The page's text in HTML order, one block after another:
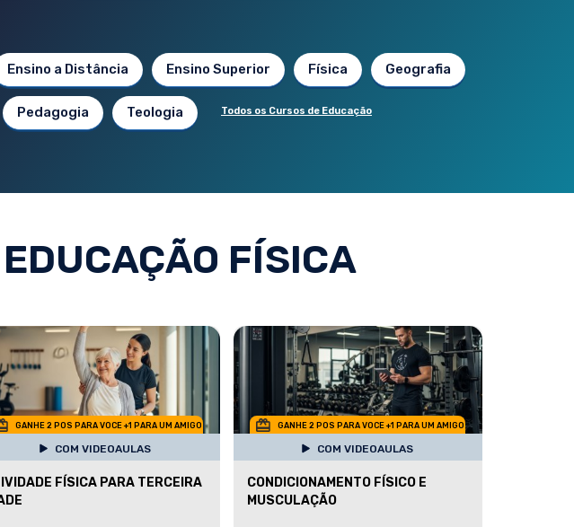
Ensino a Distância Ensino Superior Física Geografia
Pedagogia Teologia Todos os Cursos de Educação
FÍSICA
GANHE 2 POS PARA VOCE +1 PARA UM AMIGO
COM VIDEOAULAS
FÍSICA PARA TERCEIRA
GANHE 2 POS PARA VOCE +1 PARA UM AMIGO
COM VIDEOAULAS
CONDICIONAMENTO FÍSICO E
MUSCULAÇÃO